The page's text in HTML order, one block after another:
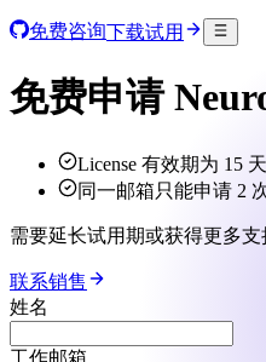
免费咨询下载试用
免费申请
License 有效期为 15 天
同一邮箱只能申请 2 次
需要延长试用期或获得更多支
联系销售
姓名
工作邮箱